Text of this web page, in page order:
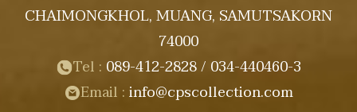
CHAIMONGKHOL, MUANG, SAMUTSAKORN
74000
Tel : 089-412-2828 / 034-440460-3
Email :info@cpscollection.com